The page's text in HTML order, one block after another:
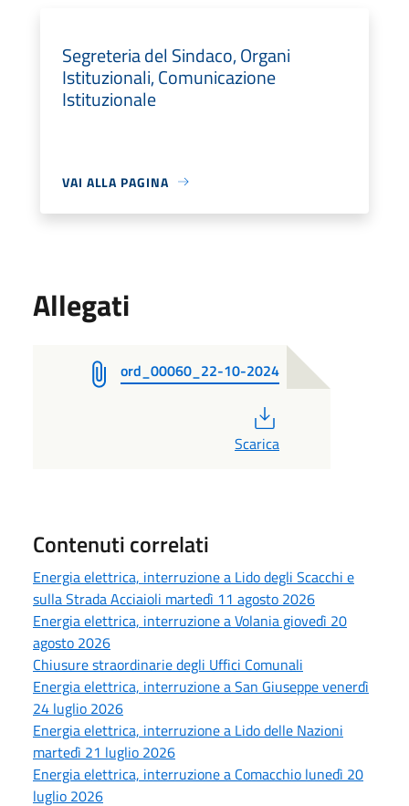
Segreteria del Sindaco, Organi
Istituzionali, Comunicazione
Istituzionale
VAI ALLA PAGINA
Allegati
ord_00060_22-10-2024
Scarica
Contenuti correlati
Energia elettrica, interruzione a Lido degli Scacchi e
sulla Strada Acciaioli martedì 11 agosto 2026
Energia elettrica, interruzione a Volania giovedì 20
agosto 2026
Chiusure straordinarie degli Uffici Comunali
Energia elettrica, interruzione a San Giuseppe venerdì
24 luglio 2026
Energia elettrica, interruzione a Lido delle Nazioni
martedì 21 luglio 2026
Energia elettrica, interruzione a Comacchio lunedì 20
luglio 2026